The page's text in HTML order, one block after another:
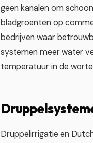
geen kanalen om
bladgroenten op
bedrijven waar
systemen meer water
temperatuur in de
Druppelirrigatie en